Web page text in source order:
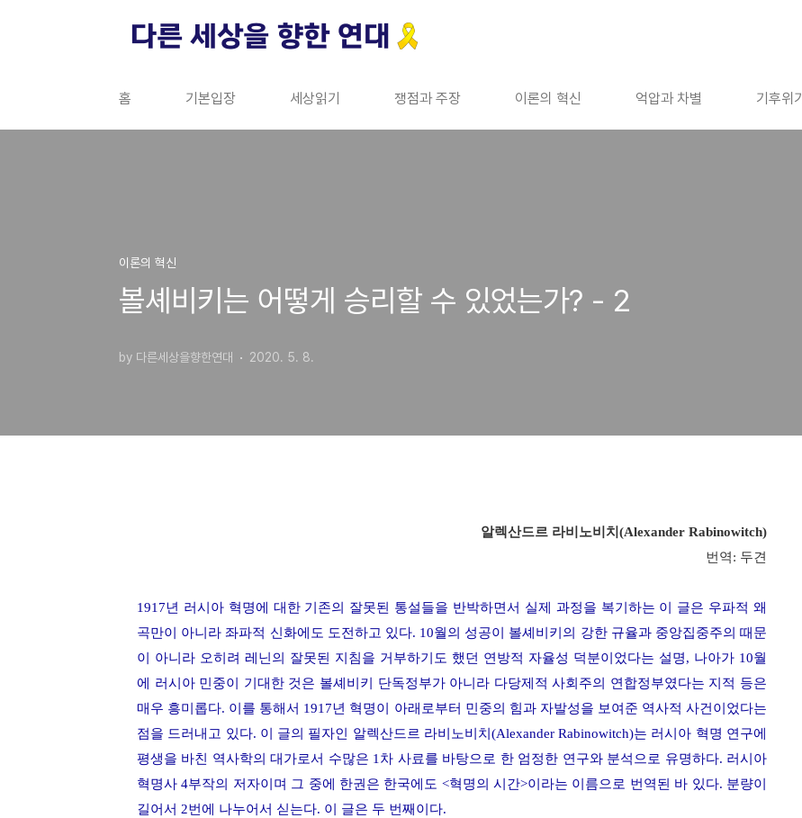
홈 기본입장 세상읽기 쟁점과 주장 이론의 혁신 억압과 차별 기후위기
이론의 혁신
볼셰비키는 어떻게 승리할 수 있었는가? - 2
by 다른세상을향한연대 2020. 5. 8.
알렉산드르 라비노비치 (Alexander Rabinowitch)
번역: 두견
1917년 러시아 혁명에 대한 기존의 잘못된 통설들을 반박하면서 실제 과정을 복기하는 이 글은 우파적 왜
곡만이 아니라 좌파적 신화에도 도전하고 있다. 10월의 성공이 볼셰비키의 강한 규율과 중앙집중주의 때문
이 아니라 오히려 레닌의 잘못된 지침을 거부하기도 했던 연방적 자율성 덕분이었다는 설명, 나아가 10월
에 러시아 민중이 기대한 것은 볼셰비키 단독정부가 아니라 다당제적 사회주의 연합정부였다는 지적 등은
매우 흥미롭다. 이를 통해서 1917년 혁명이 아래로부터 민중의 힘과 자발성을 보여준 역사적 사건이었다는
점을 드러내고 있다. 이 글의 필자인 알렉산드르 라비노비치 (Alexander Rabinowitch)는 러시아 혁명 연구에
평생을 바친 역사학의 대가로서 수많은 1 차 사료를 바탕으로 한 엄정한 연구와 분석으로 유명하다. 러시아
혁명사4부작의 저자이며 그 중에 한권은 한국에도 <혁명의 시간>이라는 이름으로 번역된 바 있다. 분량이
길어서 2번에 나누어서 싣는다. 이 글은 두 번째이다.